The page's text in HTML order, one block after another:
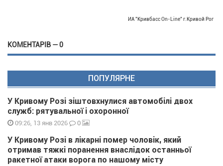
ИА "Кривбасс On-Line" г.Кривой Рог
КОМЕНТАРІВ — 0
ПОПУЛЯРНЕ
У Кривому Розі зіштовхнулися автомобілі двох
служб: рятувальної і охоронної
09:26, 13 янв 2026 0
У Кривому Розі в лікарні помер чоловік, який
отримав тяжкі поранення внаслідок останньої
ракетної атаки ворога по нашому місту